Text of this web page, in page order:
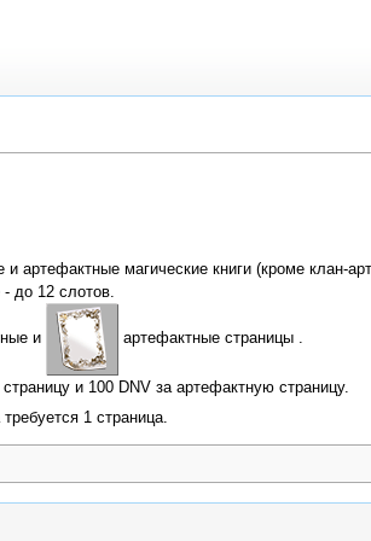
артефактные магические книги (кроме клан-
до 12 слотов.
и артефактные страницы .
и 100 DNV за артефактную страницу.
1 страница.